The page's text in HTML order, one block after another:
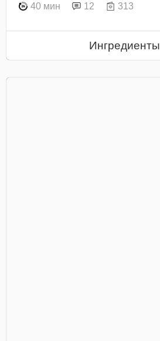
40 мин 12 313
Ингредиенты